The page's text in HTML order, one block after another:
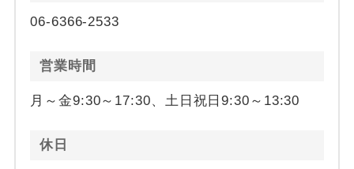
06-6366-2533
営業時間
月～金9:30～17:30、土日祝日9:30～13:30
休日